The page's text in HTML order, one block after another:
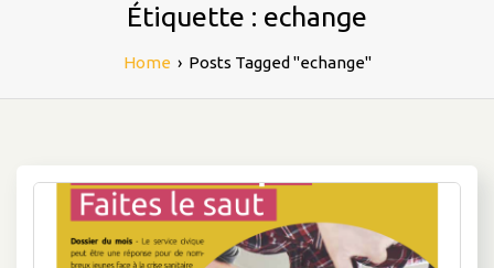
Étiquette : echange
Home › Posts Tagged "echange"